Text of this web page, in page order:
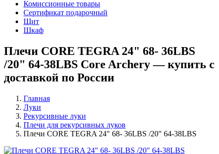
Комиссионные товары
Сертификат подарочный
Щит
Шкаф
Плечи CORE TEGRA 24" 68- 36LBS
/20" 64-38LBS Core Archery — купить с
доставкой по России
Главная
Луки
Рекурсивные луки
Плечи для рекурсивных луков
Плечи CORE TEGRA 24" 68- 36LBS /20" 64-38LBS